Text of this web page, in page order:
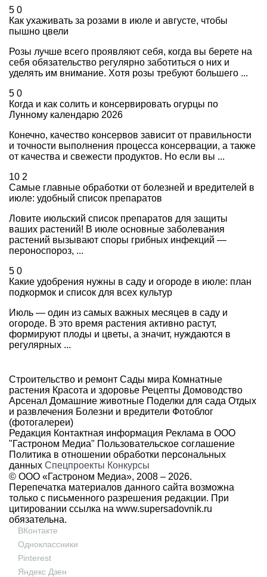
5 0
Как ухаживать за розами в июле и августе, чтобы
пышно цвели
Розы лучше всего проявляют себя, когда вы берете на
себя обязательство регулярно заботиться о них и
уделять им внимание. Хотя розы требуют большего ...
5 0
Когда и как солить и консервировать огурцы по
Лунному календарю 2026
Конечно, качество консервов зависит от правильности
и точности выполнения процесса консервации, а также
от качества и свежести продуктов. Но если вы ...
10 2
Самые главные обработки от болезней и вредителей в
июле: удобный список препаратов
Ловите июльский список препаратов для защиты
ваших растений! В июле основные заболевания
растений вызывают споры грибных инфекций —
пероноспороз, ...
5 0
Какие удобрения нужны в саду и огороде в июле: план
подкормок и список для всех культур
Июль — один из самых важных месяцев в саду и
огороде. В это время растения активно растут,
формируют плоды и цветы, а значит, нуждаются в
регулярных ...
Строительство и ремонт Сады мира Комнатные
растения Красота и здоровье Рецепты Домоводство
Арсенал Домашние животные Поделки для сада Отдых
и развлечения Болезни и вредители Фотоблог
(фотогалереи)
Редакция Контактная информация Реклама в ООО
"Гастроном Медиа" Пользовательское соглашение
Политика в отношении обработки персональных
данных Спецпроекты Конкурсы
© ООО «Гастроном Медиа», 2008 – 2026.
Перепечатка материалов данного сайта возможна
только с письменного разрешения редакции. При
цитировании ссылка на www.supersadovnik.ru
обязательна.
ВКонтакте
Одноклассники
Pinterest
Яндекс Дзен